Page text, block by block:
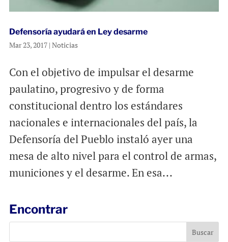
Defensoría ayudará en Ley desarme
Mar 23, 2017| Noticias
Con el objetivo de impulsar el desarme
paulatino, progresivo y de forma
constitucional dentro los estándares
nacionales e internacionales del país, la
Defensoría del Pueblo instaló ayer una
mesa de alto nivel para el control de armas,
municiones y el desarme. En esa...
Encontrar